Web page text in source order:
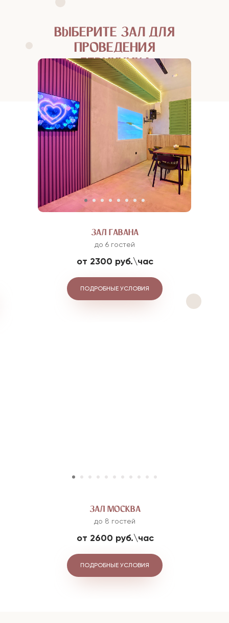
ВЫБЕРИТЕ ЗАЛ ДЛЯ
ПРОВЕДЕНИЯ
ДЕВИЧНИКА
ПОДРОБНЫЕ УСЛОВИЯ
до 6 гостей
ЗАЛ ГАВАНА
от 2300 руб.\час
ПОДРОБНЫЕ УСЛОВИЯ
до 8 гостей
ЗАЛ МОСКВА
от 2600 руб.\час